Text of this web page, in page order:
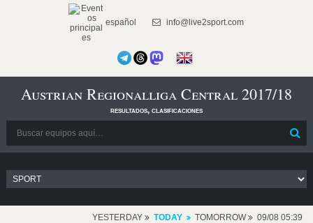
español info@live2sport.com
Austrian Regionalliga Central 2017/18
resultados, clasificaciones
YESTERDAY TODAY TOMORROW 09/08 05:39